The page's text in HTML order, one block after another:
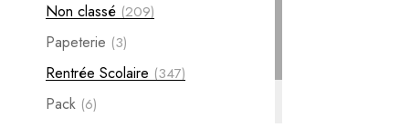
Non classé (209)
Papeterie (3)
Rentrée Scolaire (347)
Pack (6)